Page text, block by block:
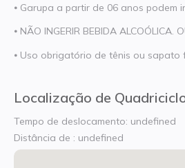
⦁ Garupa a partir de 06 anos
⦁ NÃO INGERIR BEBIDA ALCOÓLICA.
⦁ Uso obrigatório de tênis ou sapato
Localização de
Tempo de deslocamento: undefined
Distância de : undefined